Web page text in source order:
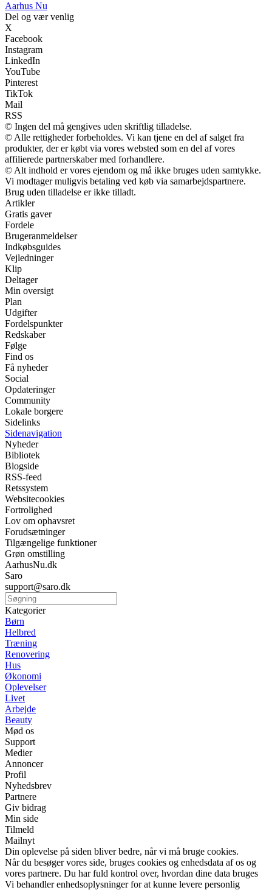
Aarhus Nu
Del og vær venlig
X
Facebook
Instagram
LinkedIn
YouTube
Pinterest
TikTok
Mail
RSS
© Ingen del må gengives uden skriftlig tilladelse.
© Alle rettigheder forbeholdes. Vi kan tjene en del af salget fra
produkter, der er købt via vores websted som en del af vores
affilierede partnerskaber med forhandlere.
© Alt indhold er vores ejendom og må ikke bruges uden samtykke.
Vi modtager muligvis betaling ved køb via samarbejdspartnere.
Brug uden tilladelse er ikke tilladt.
Artikler
Gratis gaver
Fordele
Brugeranmeldelser
Indkøbsguides
Vejledninger
Klip
Deltager
Min oversigt
Plan
Udgifter
Fordelspunkter
Redskaber
Følge
Find os
Få nyheder
Social
Opdateringer
Community
Lokale borgere
Sidelinks
Sidenavigation
Nyheder
Bibliotek
Blogside
RSS-feed
Retssystem
Websitecookies
Fortrolighed
Lov om ophavsret
Forudsætninger
Tilgængelige funktioner
Grøn omstilling
AarhusNu.dk
Saro
support@saro.dk
Kategorier
Børn
Helbred
Træning
Renovering
Hus
Økonomi
Oplevelser
Livet
Arbejde
Beauty
Mød os
Support
Medier
Annoncer
Profil
Nyhedsbrev
Partnere
Giv bidrag
Min side
Tilmeld
Mailnyt
Din oplevelse på siden bliver bedre, når vi må bruge cookies.
Når du besøger vores side, bruges cookies og enhedsdata af os og
vores partnere. Du har fuld kontrol over, hvordan dine data bruges
Vi behandler enhedsoplysninger for at kunne levere personlig